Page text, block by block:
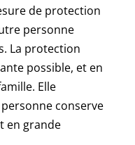
de protection
personne
La protection
possible, et en
Elle
conserve
en grande